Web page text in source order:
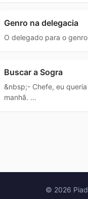
Genro na delegacia
O delegado para o
Buscar a Sogra
&nbsp;- Chefe, eu
manhã. …
© 2026